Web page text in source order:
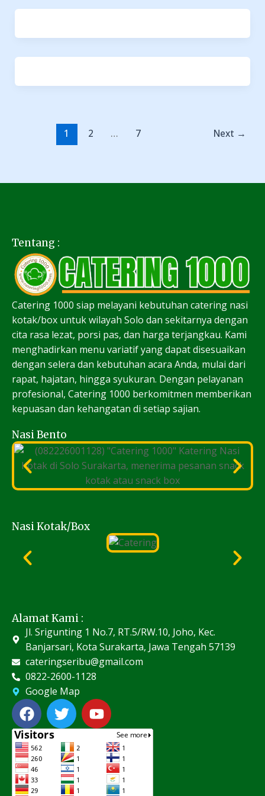
1 2 … 7 Next →
Tentang :
Catering 1000 siap melayani kebutuhan catering nasi
kotak/box untuk wilayah Solo dan sekitarnya dengan
cita rasa lezat, porsi pas, dan harga terjangkau. Kami
menghadirkan menu variatif yang dapat disesuaikan
dengan selera dan kebutuhan acara Anda, mulai dari
rapat, hajatan, hingga syukuran. Dengan pelayanan
profesional, Catering 1000 berkomitmen memberikan
kepuasan dan kehangatan di setiap sajian.
Nasi Bento
Nasi Kotak/Box
Alamat Kami :
Jl. Srigunting 1 No.7, RT.5/RW.10, Joho, Kec.
Banjarsari, Kota Surakarta, Jawa Tengah 57139
cateringseribu@gmail.com
0822-2600-1128
Google Map
F
a
c
e
b
o
T
w
i
t
t
e
Y
o
u